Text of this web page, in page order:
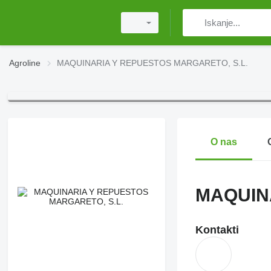
Agroline MAQUINARIA Y REPUESTOS MARGARETO, S.L.
O nas
Kontakti